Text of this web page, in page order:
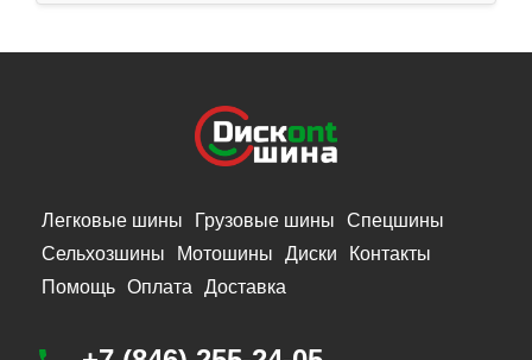
Легковые шины Грузовые шины
Спецшины
Сельхозшины
Мотошины Диски
Контакты
Помощь Оплата Доставка